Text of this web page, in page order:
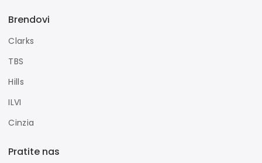
Brendovi
Clarks
TBS
Hills
ILVI
Cinzia
Pratite nas